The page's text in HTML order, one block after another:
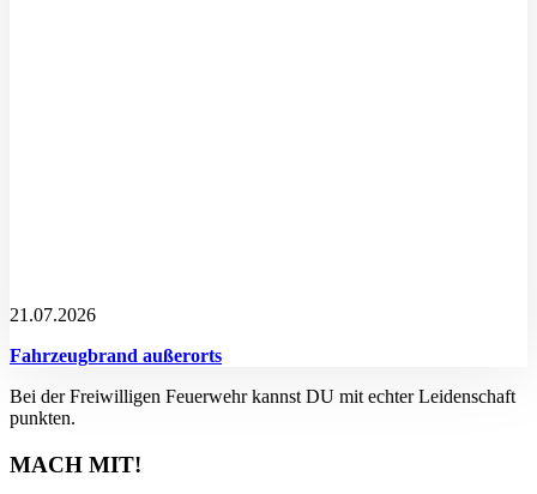
21.07.2026
Fahrzeugbrand außerorts
Bei der Freiwilligen Feuerwehr kannst DU mit echter Leidenschaft
punkten.
MACH MIT!